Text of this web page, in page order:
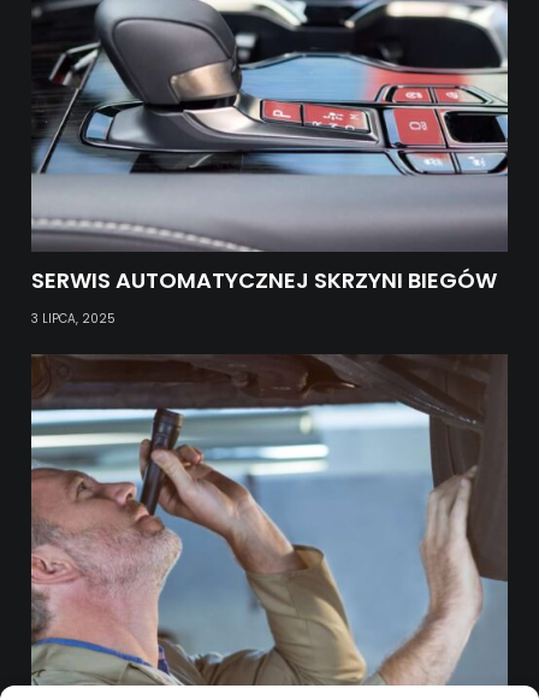
SERWIS AUTOMATYCZNEJ SKRZYNI BIEGÓW
3 LIPCA, 2025